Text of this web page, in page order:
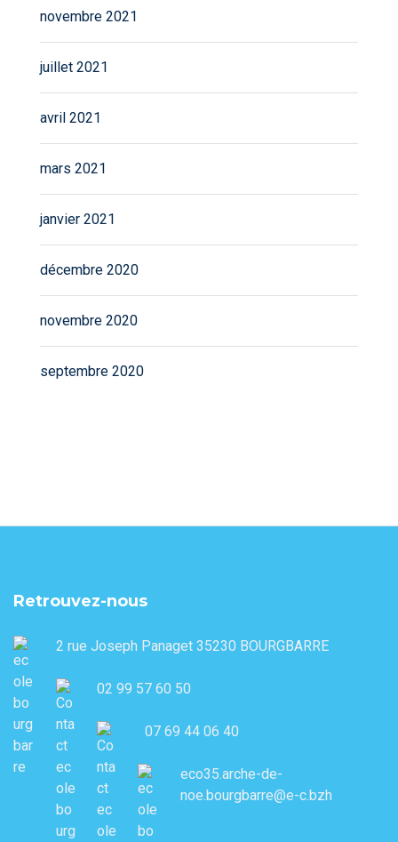
novembre 2021
juillet 2021
avril 2021
mars 2021
janvier 2021
décembre 2020
novembre 2020
septembre 2020
Retrouvez-nous
2 rue Joseph Panaget 35230 BOURGBARRE
02 99 57 60 50
07 69 44 06 40
eco35.arche-de-
noe.bourgbarre@e-c.bzh